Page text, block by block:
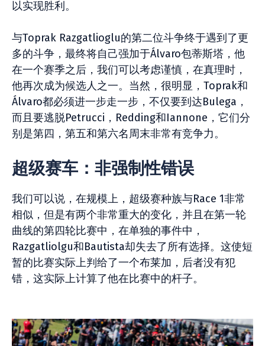
以实现胜利。
与Toprak Razgatlioglu的第二位斗争终于遇到了更
多的斗争，最终将自己强加于Álvaro包蒂斯塔，他
在一个赛季之后，我们可以考虑谨慎，在真理时，
他再次成为候选人之一。当然，很明显，Toprak和
Álvaro都必须进一步走一步，不仅要到达Bulega，
而且要逃脱Petrucci，Redding和Iannone，它们分
别是第四，第五和第六名周末非常有竞争力。
超级赛车：非强制性错误
我们可以说，在规模上，超级赛种族与Race 1非常
相似，但是有两个非常重大的变化，并且在第一轮
曲线的第四轮比赛中，在单独的事件中，
Razgatliolgu和Bautista却失去了所有选择。这使短
暂的比赛实际上判给了一个布莱加，后者没有犯
错，这实际上计算了他在比赛中的杆子。